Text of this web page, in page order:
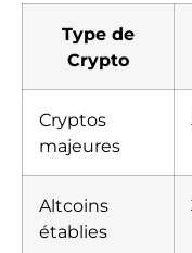
Type de
Crypto
Cryptos
majeures
Altcoins
établies